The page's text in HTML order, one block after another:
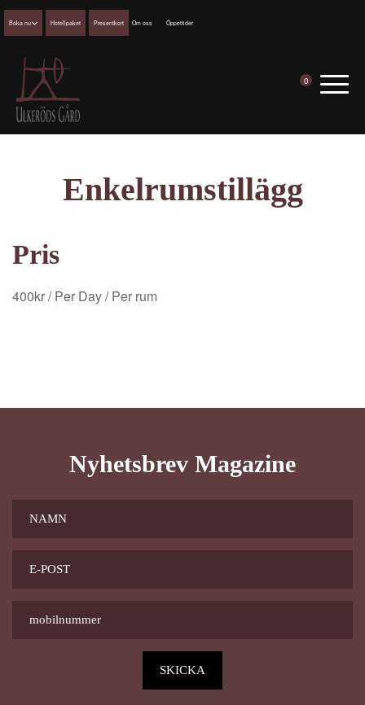
0
Boka nu Hotellpaket Presentkort Om oss Öppettider
Enkelrumstillägg
Pris
400kr/ Per Day/ Per rum
Nyhetsbrev Magazine